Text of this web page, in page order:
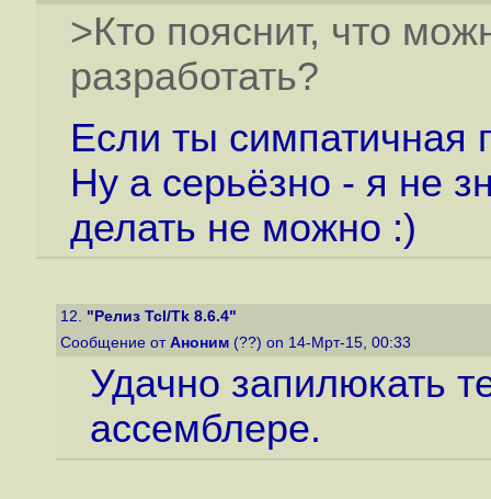
>Кто пояснит, что
разработать?
Если ты симпатичная
Ну а серьёзно - я не
делать не можно :)
12. "Релиз Tcl/Tk 8.6.4"
Сообщение от Аноним (??) on 14-Мрт-15, 00:33
Удачно запилюкать
ассемблере.